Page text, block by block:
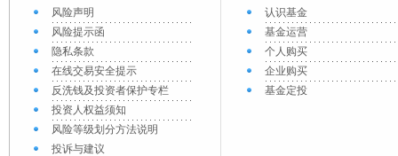
风险声明
风险提示函
隐私条款
在线交易安全提示
反洗钱及投资者保护专栏
投资人权益须知
风险等级划分方法说明
投诉与建议
认识基金
基金运营
个人购买
企业购买
基金定投